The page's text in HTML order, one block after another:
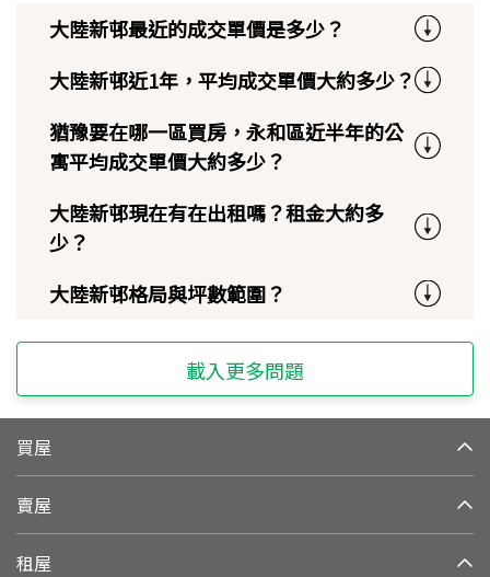
大陸新邨最近的成交單價是多少？
大陸新邨近1年，平均成交單價大約多少？
猶豫要在哪一區買房，永和區近半年的公
寓平均成交單價大約多少？
大陸新邨現在有在出租嗎？租金大約多
少？
大陸新邨格局與坪數範圍？
載入更多問題
買屋
賣屋
租屋